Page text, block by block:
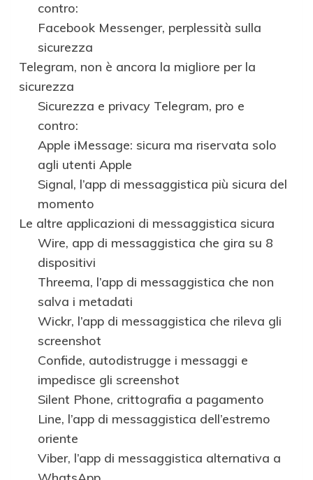
contro:
Facebook Messenger, perplessità sulla
sicurezza
Telegram, non è ancora la migliore per la
sicurezza
Sicurezza e privacy Telegram, pro e
contro:
Apple iMessage: sicura ma riservata solo
agli utenti Apple
Signal, l’app di messaggistica più sicura del
momento
Le altre applicazioni di messaggistica sicura
Wire, app di messaggistica che gira su 8
dispositivi
Threema, l’app di messaggistica che non
salva i metadati
Wickr, l’app di messaggistica che rileva gli
screenshot
Confide, autodistrugge i messaggi e
impedisce gli screenshot
Silent Phone, crittografia a pagamento
Line, l’app di messaggistica dell’estremo
oriente
Viber, l’app di messaggistica alternativa a